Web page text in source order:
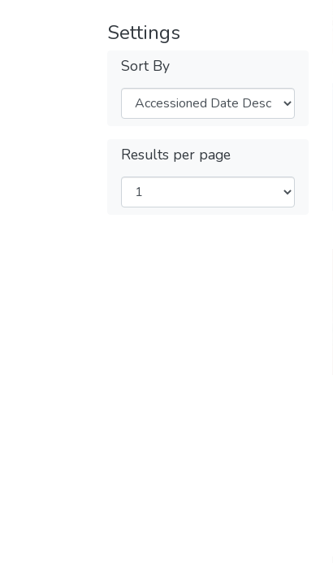
Settings
Sort By
Results per page